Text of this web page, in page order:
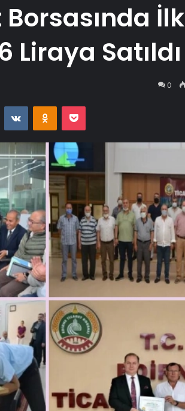
İlk
Liraya Satıldı
0
VKontakteOdnoklassniki
Pocket